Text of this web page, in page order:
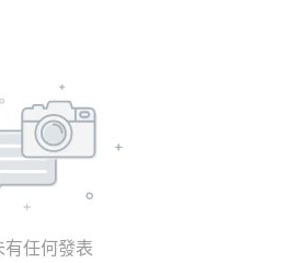
有任何發表